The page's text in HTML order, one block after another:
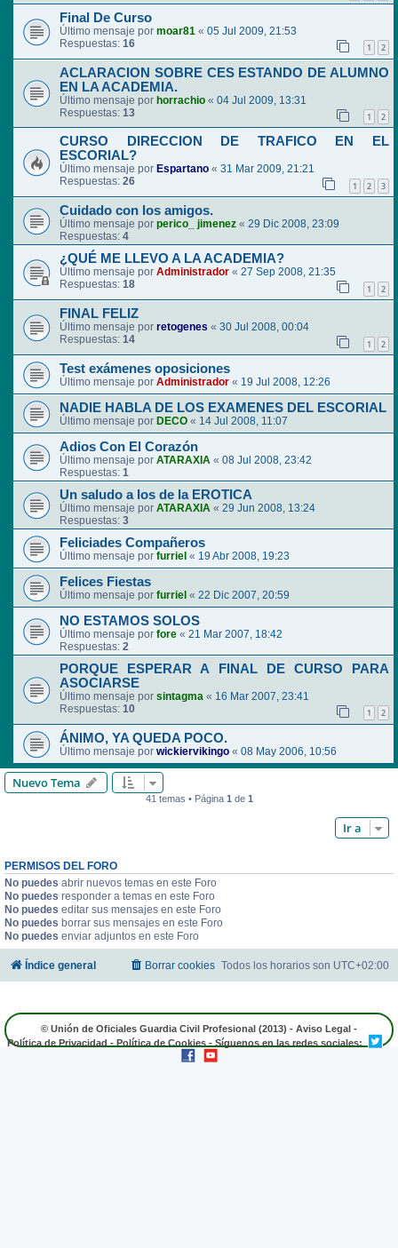
Final De Curso
Último mensaje por moar81 « 05 Jul 2009, 21:53
Respuestas: 16 1 2
ACLARACION SOBRE CES ESTANDO DE ALUMNO
EN LA ACADEMIA.
Último mensaje por horrachio « 04 Jul 2009, 13:31
Respuestas: 13 1 2
CURSO DIRECCION DE TRAFICO EN EL
ESCORIAL?
Último mensaje por Espartano « 31 Mar 2009, 21:21
Respuestas: 26 1 2 3
Cuidado con los amigos.
Último mensaje por perico_ jimenez « 29 Dic 2008, 23:09
Respuestas: 4
¿QUÉ ME LLEVO A LA ACADEMIA?
Último mensaje por Administrador « 27 Sep 2008, 21:35
Respuestas: 18 1 2
FINAL FELIZ
Último mensaje por retogenes « 30 Jul 2008, 00:04
Respuestas: 14 1 2
Test exámenes oposiciones
Último mensaje por Administrador « 19 Jul 2008, 12:26
NADIE HABLA DE LOS EXAMENES DEL ESCORIAL
Último mensaje por DECO « 14 Jul 2008, 11:07
Adios Con El Corazón
Último mensaje por ATARAXIA « 08 Jul 2008, 23:42
Respuestas: 1
Un saludo a los de la EROTICA
Último mensaje por ATARAXIA « 29 Jun 2008, 13:24
Respuestas: 3
Feliciades Compañeros
Último mensaje por furriel « 19 Abr 2008, 19:23
Felices Fiestas
Último mensaje por furriel « 22 Dic 2007, 20:59
NO ESTAMOS SOLOS
Último mensaje por fore « 21 Mar 2007, 18:42
Respuestas: 2
PORQUE ESPERAR A FINAL DE CURSO PARA
ASOCIARSE
Último mensaje por sintagma « 16 Mar 2007, 23:41
Respuestas: 10 1 2
ÁNIMO, YA QUEDA POCO.
Último mensaje por wickiervikingo « 08 May 2006, 10:56
Nuevo Tema
41 temas • Página 1 de 1
Ir a
PERMISOS DEL FORO
No puedes abrir nuevos temas en este Foro
No puedes responder a temas en este Foro
No puedes editar sus mensajes en este Foro
No puedes borrar sus mensajes en este Foro
No puedes enviar adjuntos en este Foro
Índice general Todos los horarios son UTC+02:00
Borrar cookies
© Unión de Oficiales Guardia Civil Profesional (2013) - Aviso Legal -
Política de Privacidad - Política de Cookies - Síguenos en las redes sociales: